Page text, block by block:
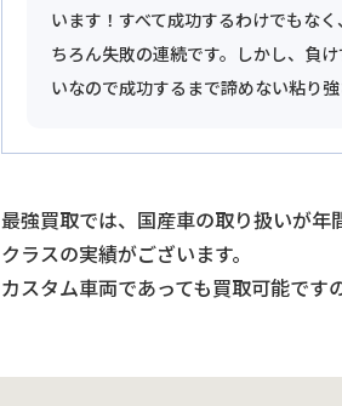
います！すべて成功するわけでもなく
ちろん失敗の連続です。しかし、負
いなので成功するまで諦めない粘り
最強買取では、国産車の取り扱いが
クラスの実績がございます。
カスタム車両であっても買取可能です